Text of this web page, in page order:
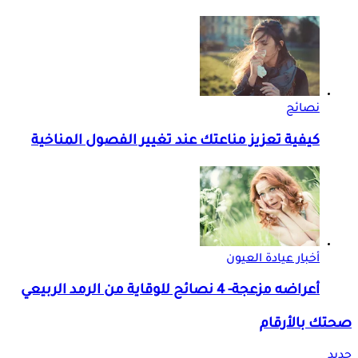
نصائح
كيفية تعزيز مناعتك عند تغيير الفصول المناخية
أخبار عيادة العيون
أعراضه مزعجة- 4 نصائح للوقاية من الرمد الربيعي
صحتك بالأرقام